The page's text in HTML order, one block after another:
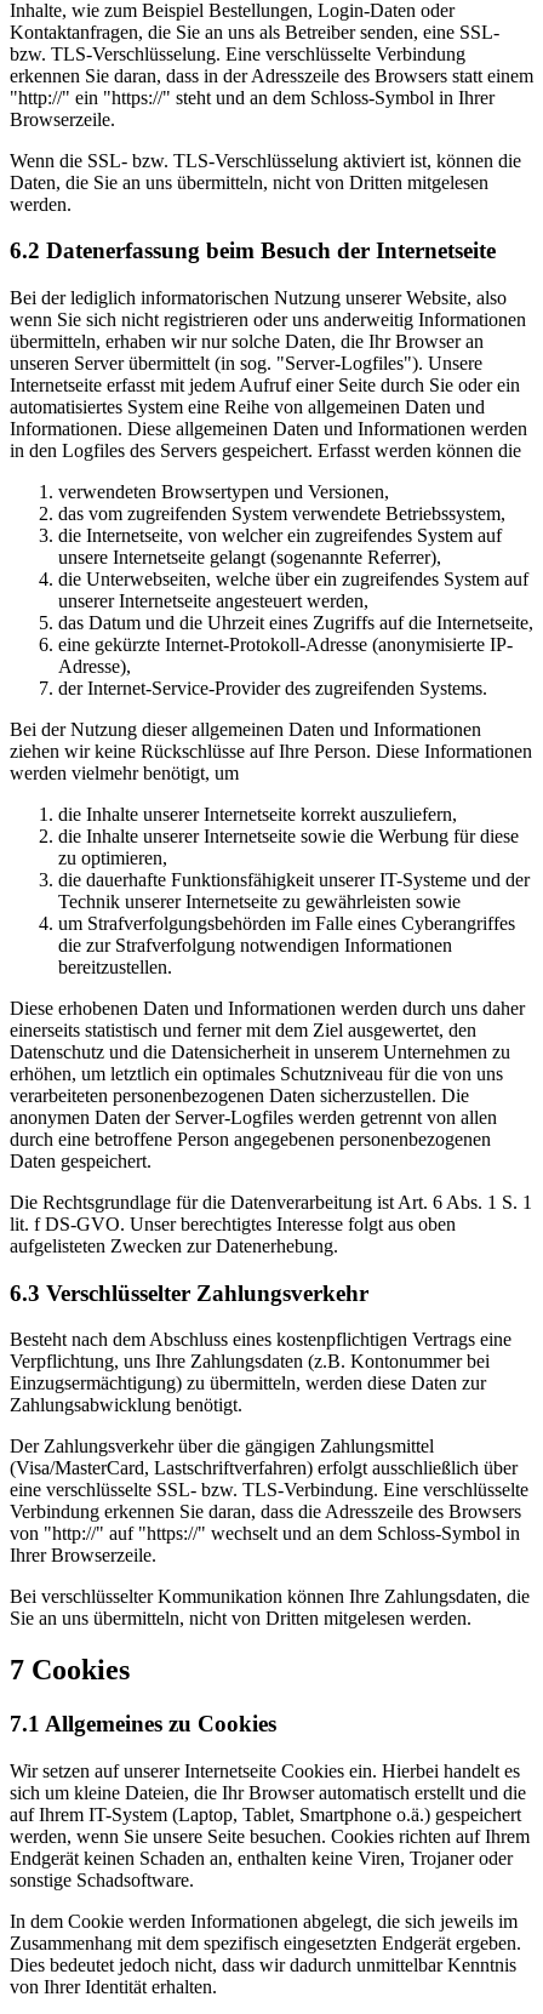
Inhalte, wie zum Beispiel Bestellungen, Login-Daten oder
Kontaktanfragen, die Sie an uns als Betreiber senden, eine SSL-
bzw. TLS-Verschlüsselung. Eine verschlüsselte Verbindung
erkennen Sie daran, dass in der Adresszeile des Browsers statt einem
"http://" ein "https://" steht und an dem Schloss-Symbol in Ihrer
Browserzeile.
Wenn die SSL- bzw. TLS-Verschlüsselung aktiviert ist, können die
Daten, die Sie an uns übermitteln, nicht von Dritten mitgelesen
werden.
6.2 Datenerfassung beim Besuch der Internetseite
Bei der lediglich informatorischen Nutzung unserer Website, also
wenn Sie sich nicht registrieren oder uns anderweitig Informationen
übermitteln, erhaben wir nur solche Daten, die Ihr Browser an
unseren Server übermittelt (in sog. "Server-Logfiles"). Unsere
Internetseite erfasst mit jedem Aufruf einer Seite durch Sie oder ein
automatisiertes System eine Reihe von allgemeinen Daten und
Informationen. Diese allgemeinen Daten und Informationen werden
in den Logfiles des Servers gespeichert. Erfasst werden können die
verwendeten Browsertypen und Versionen,
das vom zugreifenden System verwendete Betriebssystem,
die Internetseite, von welcher ein zugreifendes System auf
unsere Internetseite gelangt (sogenannte Referrer),
die Unterwebseiten, welche über ein zugreifendes System auf
unserer Internetseite angesteuert werden,
das Datum und die Uhrzeit eines Zugriffs auf die Internetseite,
eine gekürzte Internet-Protokoll-Adresse (anonymisierte IP-
Adresse),
der Internet-Service-Provider des zugreifenden Systems.
Bei der Nutzung dieser allgemeinen Daten und Informationen
ziehen wir keine Rückschlüsse auf Ihre Person. Diese Informationen
werden vielmehr benötigt, um
die Inhalte unserer Internetseite korrekt auszuliefern,
die Inhalte unserer Internetseite sowie die Werbung für diese
zu optimieren,
die dauerhafte Funktionsfähigkeit unserer IT-Systeme und der
Technik unserer Internetseite zu gewährleisten sowie
um Strafverfolgungsbehörden im Falle eines Cyberangriffes
die zur Strafverfolgung notwendigen Informationen
bereitzustellen.
Diese erhobenen Daten und Informationen werden durch uns daher
einerseits statistisch und ferner mit dem Ziel ausgewertet, den
Datenschutz und die Datensicherheit in unserem Unternehmen zu
erhöhen, um letztlich ein optimales Schutzniveau für die von uns
verarbeiteten personenbezogenen Daten sicherzustellen. Die
anonymen Daten der Server-Logfiles werden getrennt von allen
durch eine betroffene Person angegebenen personenbezogenen
Daten gespeichert.
Die Rechtsgrundlage für die Datenverarbeitung ist Art. 6 Abs. 1 S. 1
lit. f DS-GVO. Unser berechtigtes Interesse folgt aus oben
aufgelisteten Zwecken zur Datenerhebung.
6.3 Verschlüsselter Zahlungsverkehr
Besteht nach dem Abschluss eines kostenpflichtigen Vertrags eine
Verpflichtung, uns Ihre Zahlungsdaten (z.B. Kontonummer bei
Einzugsermächtigung) zu übermitteln, werden diese Daten zur
Zahlungsabwicklung benötigt.
Der Zahlungsverkehr über die gängigen Zahlungsmittel
(Visa/MasterCard, Lastschriftverfahren) erfolgt ausschließlich über
eine verschlüsselte SSL- bzw. TLS-Verbindung. Eine verschlüsselte
Verbindung erkennen Sie daran, dass die Adresszeile des Browsers
von "http://" auf "https://" wechselt und an dem Schloss-Symbol in
Ihrer Browserzeile.
Bei verschlüsselter Kommunikation können Ihre Zahlungsdaten, die
Sie an uns übermitteln, nicht von Dritten mitgelesen werden.
7 Cookies
7.1 Allgemeines zu Cookies
Wir setzen auf unserer Internetseite Cookies ein. Hierbei handelt es
sich um kleine Dateien, die Ihr Browser automatisch erstellt und die
auf Ihrem IT-System (Laptop, Tablet, Smartphone o.ä.) gespeichert
werden, wenn Sie unsere Seite besuchen. Cookies richten auf Ihrem
Endgerät keinen Schaden an, enthalten keine Viren, Trojaner oder
sonstige Schadsoftware.
In dem Cookie werden Informationen abgelegt, die sich jeweils im
Zusammenhang mit dem spezifisch eingesetzten Endgerät ergeben.
Dies bedeutet jedoch nicht, dass wir dadurch unmittelbar Kenntnis
von Ihrer Identität erhalten.